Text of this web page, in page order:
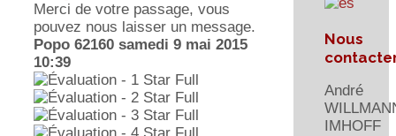
Nous
André
IMHOFF
Merci de votre passage, vous
pouvez nous laisser un message.
Popo 62160 samedi 9 mai 2015
10:39